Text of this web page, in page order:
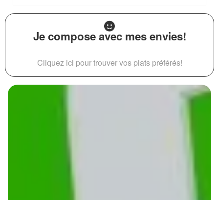
Je compose avec mes envies!
Cliquez ici pour trouver vos plats préférés!